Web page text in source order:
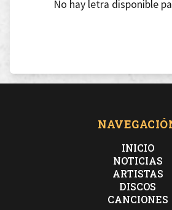
No hay letra disponible
INICIO
NOTICIAS
ARTISTAS
DISCOS
CANCIONES